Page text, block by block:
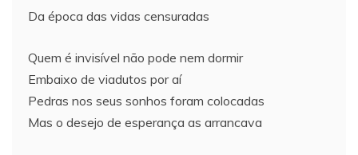
Da época das vidas censuradas
Quem é invisível não pode nem dormir
Embaixo de viadutos por aí
Pedras nos seus sonhos foram colocadas
Mas o desejo de esperança as arrancava